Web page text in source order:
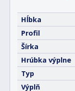
Hĺbka
Profil
Šírka
Hrúbka výplne
Typ
Výplň